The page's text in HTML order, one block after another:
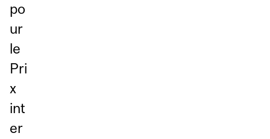
po
ur
le
Pri
x
int
er